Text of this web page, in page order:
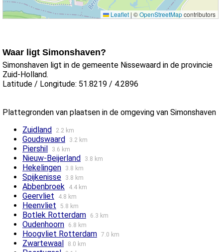
Leaflet | ©OpenStreetMapcontributors
Waar ligt Simonshaven?
Simonshaven ligt in de gemeente Nissewaard in de provincie
Zuid-Holland.
Latitude / Longitude: 51.8219 / 4.2896
Plattegronden van plaatsen in de omgeving van Simonshaven
Zuidland
2.2 km
Goudswaard 3.2 km
Piershil 3.6 km
Nieuw-Beijerland 3.8 km
Hekelingen 3.8 km
Spijkenisse 3.8 km
Abbenbroek 4.4 km
Geervliet 4.8 km
Heenvliet 5.8 km
Botlek Rotterdam 6.3 km
Oudenhoorn 6.8 km
Hoogvliet Rotterdam 7.0 km
Zwartewaal 8.0 km